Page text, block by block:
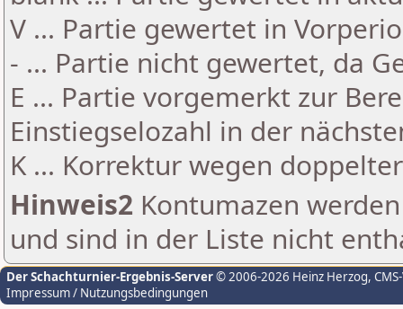
V ... Partie gewertet in
- ... Partie nicht gewertet, da
E ... Partie vorgemerkt zur
Einstiegselozahl in der
K ... Korrektur wegen
Hinweis2 Kontumazen
und sind in der Liste nicht
Der Schachturnier-Ergebnis-Server© 2006-2026 Heinz Herzog,
Impressum / Nutzungsbedingungen